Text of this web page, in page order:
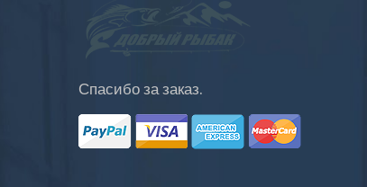
Спасибо за заказ.